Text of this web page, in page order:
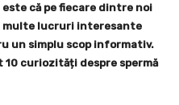
că pe fiecare dintre noi
multe lucruri interesante
un simplu scop informativ.
10 curiozități despre spermă